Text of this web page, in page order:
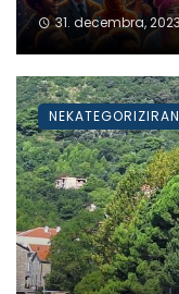
31. decembra,